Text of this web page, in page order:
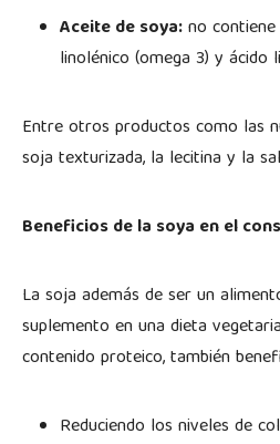
Aceite de soya:no
linolénico (omega 3) y ácido
Entre otros productos como las
soja texturizada, la lecitina y la
Beneficios de la soya en el
La soja además de ser un
suplemento en una dieta
contenido proteico, también
Reduciendo los niveles de